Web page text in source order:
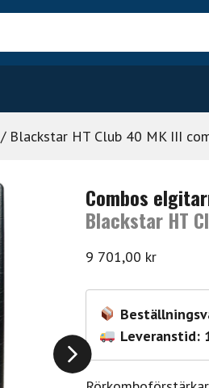
/ Blackstar HT Club 40 MK III
Combos
Blackstar HT
9 701,00 kr
Leveranstid: